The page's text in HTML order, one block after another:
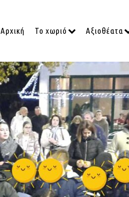
Αρχική Το χωριό Αξιοθέατα